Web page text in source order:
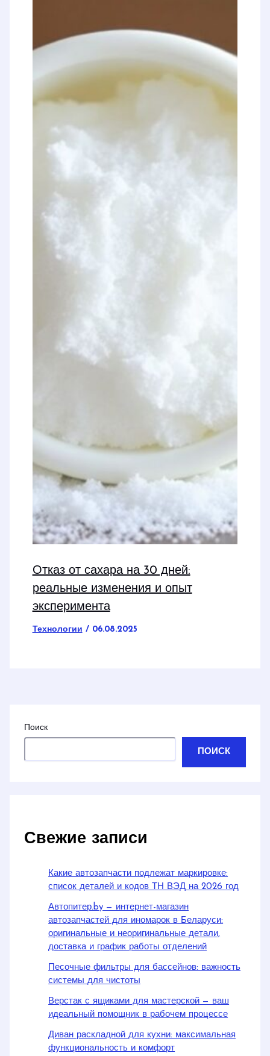
Отказ от сахара на 30 дней:
реальные изменения и опыт
эксперимента
Технологии / 06.08.2025
Поиск
ПОИСК
Свежие записи
Какие автозапчасти подлежат маркировке:
список деталей и кодов ТН ВЭД на 2026 год
Автопитер.by — интернет-магазин
автозапчастей для иномарок в Беларуси:
оригинальные и неоригинальные детали,
доставка и график работы отделений
Песочные фильтры для бассейнов: важность
системы для чистоты
Верстак с ящиками для мастерской — ваш
идеальный помощник в рабочем процессе
Диван раскладной для кухни: максимальная
функциональность и комфорт